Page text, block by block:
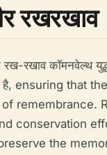
रखरखाव
रखाव कॉमनवेल्थ
है, ensuring that
remembrance.
conservation
the